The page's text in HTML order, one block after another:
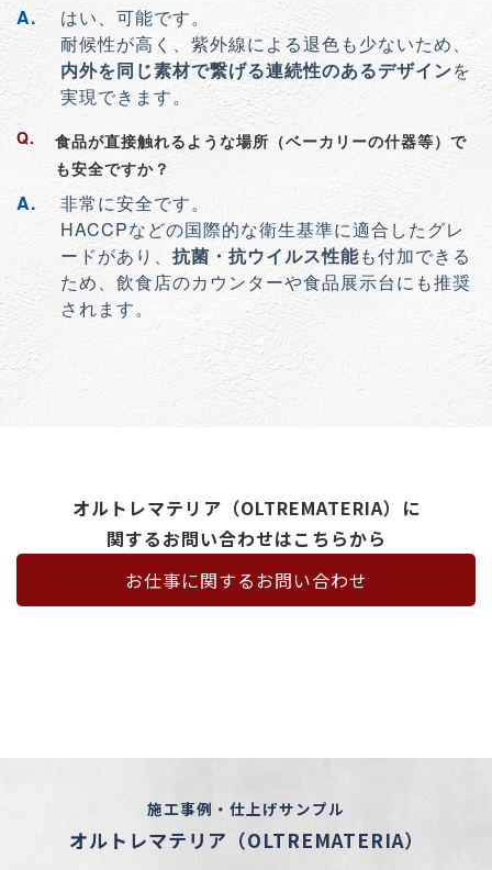
はい、可能です。
耐候性が高く、紫外線による退色も少ないため、
内外を同じ素材で繋げる連続性のあるデザインを
実現できます。
食品が直接触れるような場所（ベーカリーの什器等）で
も安全ですか？
非常に安全です。
HACCPなどの国際的な衛生基準に適合したグレ
ードがあり、 抗菌・抗ウイルス性能も付加できる
ため、飲食店のカウンターや食品展示台にも推奨
されます。
オルトレマテリア（OLTREMATERIA）に
関するお問い合わせはこちらから
お仕事に関するお問い合わせ
施工事例・仕上げサンプル
オルトレマテリア（OLTREMATERIA）